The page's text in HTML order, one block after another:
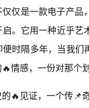
仅是一款电子产品
。它用一种近乎
时隔多年，当我们
情感，一份对那个
🔥见证，一个传📌